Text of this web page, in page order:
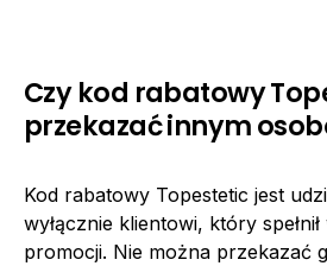
Czy kod rabatowy
przekazać innym
Kod rabatowy Topestetic jest
wyłącznie klientowi, który
promocji. Nie można przekazać